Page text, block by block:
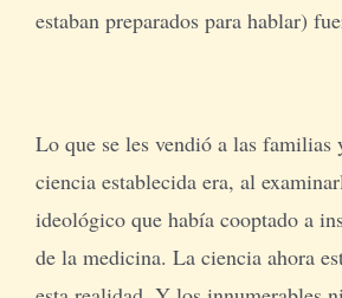
estaban preparados para hablar)
Lo que se les vendió a las
ciencia establecida era, al
ideológico que había cooptado a
de la medicina. La ciencia ahora